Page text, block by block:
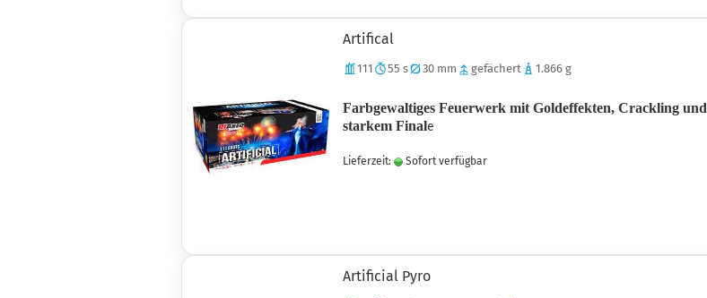
Artifical
111 55 s 30 mm gefächert 1.866 g
Farbgewaltiges Feuerwerk mit Goldeffekten, Crackling und
starkem Finale
Lieferzeit: Sofort verfügbar
Artificial Pyro